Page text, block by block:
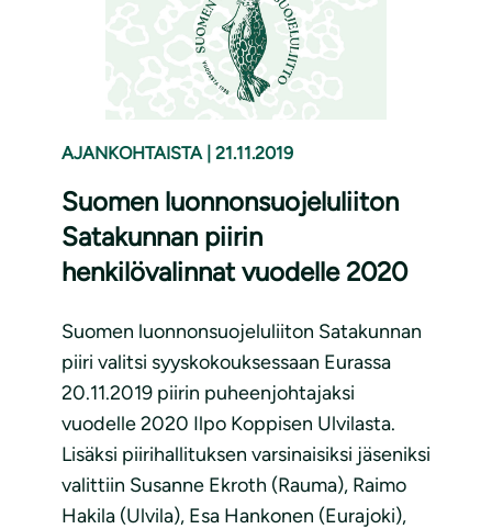
AJANKOHTAISTA 21.11.2019
Suomen luonnonsuojeluliiton
Satakunnan piirin
henkilövalinnat vuodelle 2020
Suomen luonnonsuojeluliiton Satakunnan
piiri valitsi syyskokouksessaan Eurassa
20.11.2019 piirin puheenjohtajaksi
vuodelle 2020 Ilpo Koppisen Ulvilasta.
Lisäksi piirihallituksen varsinaisiksi jäseniksi
valittiin Susanne Ekroth (Rauma), Raimo
Hakila (Ulvila), Esa Hankonen (Eurajoki),